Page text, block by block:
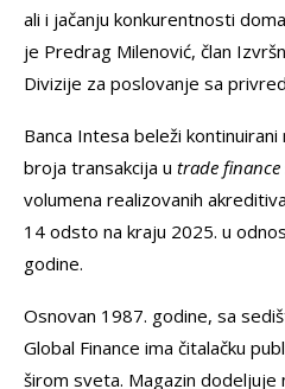
ali i jačanju konkurentnosti
je Predrag Milenović, član
Divizije za poslovanje sa
Banca Intesa beleži
broja transakcija u trade finance
volumena realizovanih
14 odsto na kraju 2025. u
godine.
Osnovan 1987. godine, sa
Global Finance ima čitalačku
širom sveta. Magazin dodeljuje